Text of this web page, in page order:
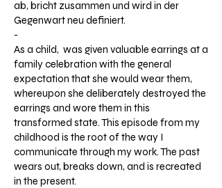
ab, bricht zusammen und wird in der
Gegenwart neu definiert.
​​-
​​​As a child, was given valuable earrings at a
family celebration with the general
expectation that she would wear them,
whereupon she deliberately destroyed the
earrings and wore them in this
transformed state. This episode from my
childhood is the root of the way I
communicate through my work. The past
wears out, breaks down, and is recreated
in the present.​​​